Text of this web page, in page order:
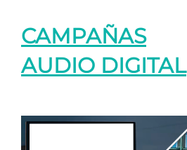
CAMPAÑAS
AUDIO DIGITAL